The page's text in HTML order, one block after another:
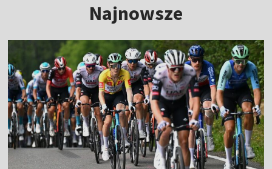
Najnowsze